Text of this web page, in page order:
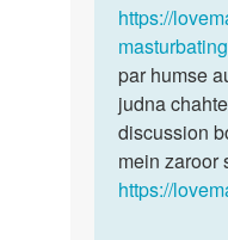
Saxena
https://
masturbating
par humse
judna
discussion
mein zaroor
https://